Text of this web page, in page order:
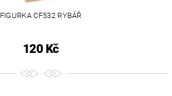
FIGURKA CF532 RYBÁŘ
120 Kč